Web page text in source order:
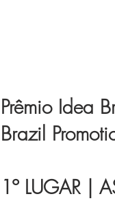
Prêmio Idea
Brazil
1º LUGAR |